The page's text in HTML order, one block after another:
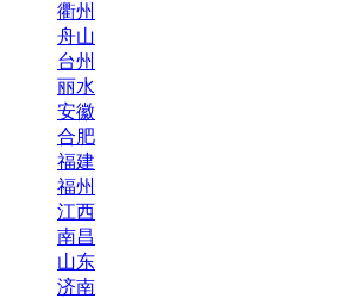
衢州
舟山
台州
丽水
安徽
合肥
福建
福州
江西
南昌
山东
济南